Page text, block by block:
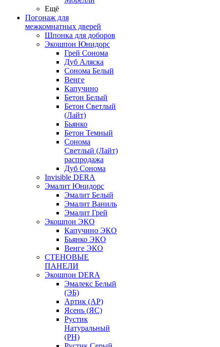
Ещё
Погонаж для
межкомнатных дверей
Шпонка для доборов
Экошпон Юнидорс
Грей Сонома
Дуб Аляска
Сонома Белый
Венге
Капучино
Бетон Белый
Бетон Светлый
(Лайт)
Бьянко
Бетон Темный
Сонома
Светлый (Лайт)
распродажа
Дуб Сонома
Invisible DERA
Эмалит Юнидорс
Эмалит Белый
Эмалит Ваниль
Эмалит Грей
Экошпон ЭКО
Капучино ЭКО
Бьянко ЭКО
Венге ЭКО
СТЕНОВЫЕ
ПАНЕЛИ
Экошпон DERA
Эмалекс Белый
(ЭБ)
Артик (АР)
Ясень (ЯС)
Рустик
Натуральный
(РН)